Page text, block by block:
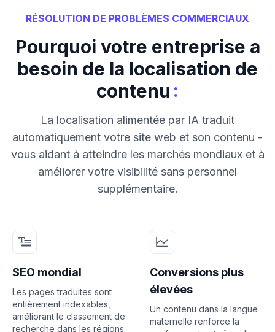
RÉSOLUTION DE PROBLÈMES COMMERCIAUX
Pourquoi votre entreprise a
besoin de la localisation de
contenu :
La localisation alimentée par IA traduit
automatiquement votre site web et son contenu -
vous aidant à atteindre les marchés mondiaux et à
améliorer votre visibilité sans personnel
supplémentaire.
SEO mondial
Les pages traduites sont
entièrement indexables,
améliorant le classement de
recherche dans les régions
Conversions plus
élevées
Un contenu dans la langue
maternelle renforce la